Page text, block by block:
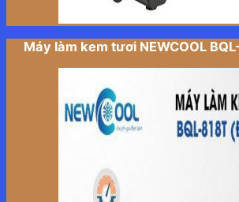
Máy làm kem tươi NEWCOOL